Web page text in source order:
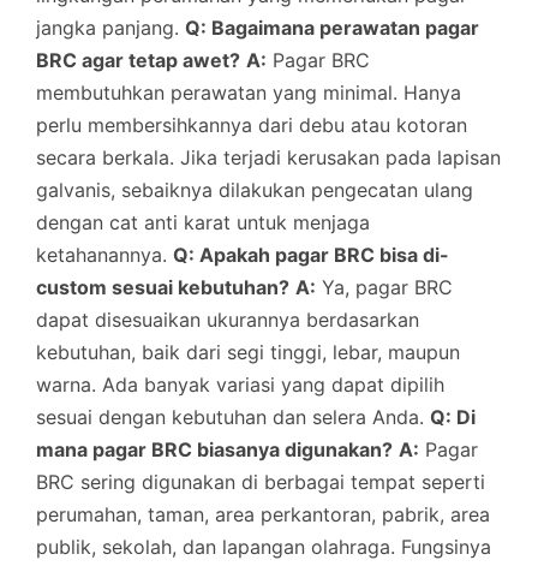
jangka panjang. Q: Bagaimana perawatan pagar
BRC agar tetap awet? A: Pagar BRC
membutuhkan perawatan yang minimal. Hanya
perlu membersihkannya dari debu atau kotoran
secara berkala. Jika terjadi kerusakan pada lapisan
galvanis, sebaiknya dilakukan pengecatan ulang
dengan cat anti karat untuk menjaga
ketahanannya. Q: Apakah pagar BRC bisa di-
custom sesuai kebutuhan? A: Ya, pagar BRC
dapat disesuaikan ukurannya berdasarkan
kebutuhan, baik dari segi tinggi, lebar, maupun
warna. Ada banyak variasi yang dapat dipilih
sesuai dengan kebutuhan dan selera Anda. Q: Di
mana pagar BRC biasanya digunakan? A: Pagar
BRC sering digunakan di berbagai tempat seperti
perumahan, taman, area perkantoran, pabrik, area
publik, sekolah, dan lapangan olahraga. Fungsinya